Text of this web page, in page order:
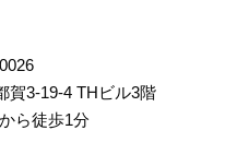
賀3-19-4 THビル3階
ら徒歩1分